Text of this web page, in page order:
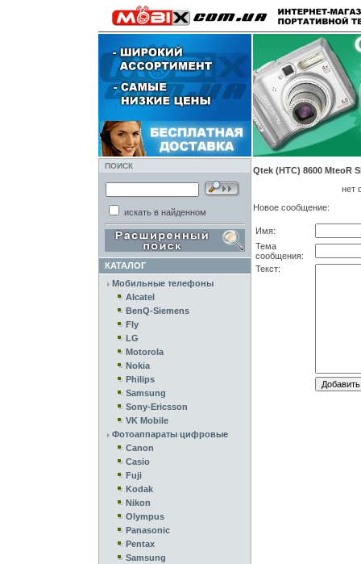
ПОИСК
искать в найденном
КАТАЛОГ
Мобильные телефоны
Alcatel
BenQ-Siemens
Fly
LG
Motorola
Nokia
Philips
Samsung
Sony-Ericsson
VK Mobile
Фотоаппараты цифровые
Canon
Casio
Fuji
Kodak
Nikon
Olympus
Panasonic
Pentax
Samsung
Qtek (HTC) 8600 MteoR
нет
Новое сообщение:
Имя:
Тема
сообщения:
Текст: